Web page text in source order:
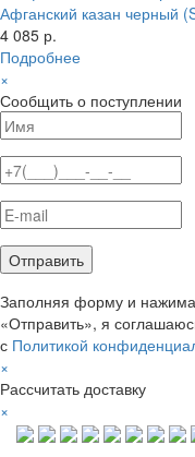
Афганский казан черный
4 085 р.
Подробнее
×
Сообщить о поступлении
Заполняя форму и
«Отправить», я
с Политикой
×
Рассчитать доставку
×